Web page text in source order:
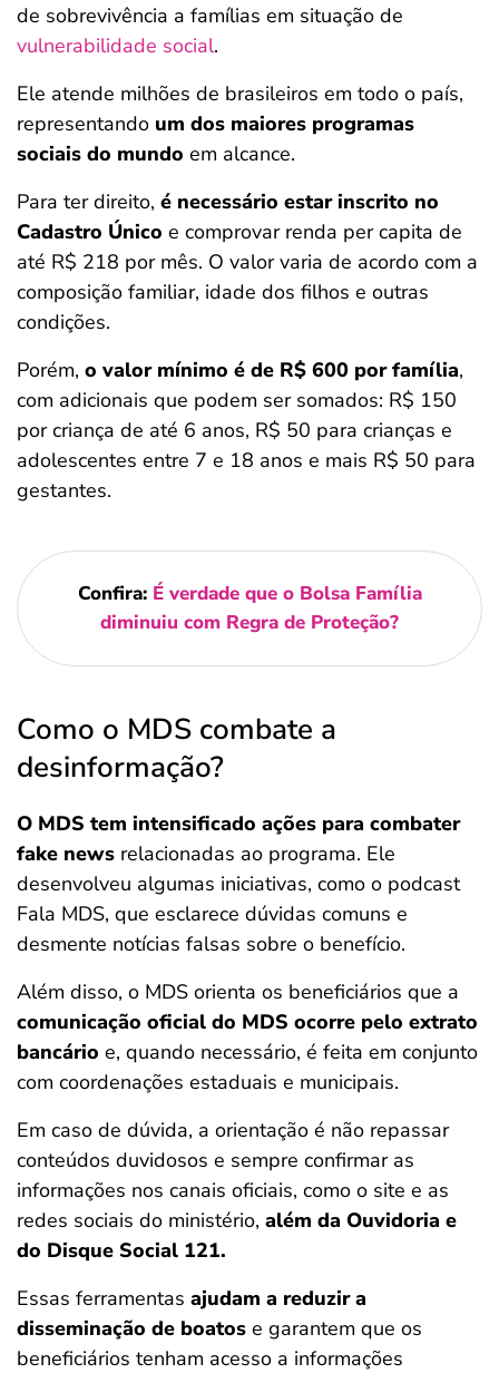
de sobrevivência a famílias em situação de
vulnerabilidade social.
Ele atende milhões de brasileiros em todo o país,
representando um dos maiores programas
sociais do mundo em alcance.
Para ter direito, é necessário estar inscrito no
Cadastro Único e comprovar renda per capita de
até R$ 218 por mês. O valor varia de acordo com a
composição familiar, idade dos filhos e outras
condições.
Porém, o valor mínimo é de R$ 600 por família,
com adicionais que podem ser somados: R$ 150
por criança de até 6 anos, R$ 50 para crianças e
adolescentes entre 7 e 18 anos e mais R$ 50 para
gestantes.
Confira: É verdade que o Bolsa Família
diminuiu com Regra de Proteção?
Como o MDS combate a
desinformação?
O MDS tem intensificado ações para combater
fake news relacionadas ao programa. Ele
desenvolveu algumas iniciativas, como o podcast
Fala MDS, que esclarece dúvidas comuns e
desmente notícias falsas sobre o benefício.
Além disso, o MDS orienta os beneficiários que a
comunicação oficial do MDS ocorre pelo extrato
bancário e, quando necessário, é feita em conjunto
com coordenações estaduais e municipais.
Em caso de dúvida, a orientação é não repassar
conteúdos duvidosos e sempre confirmar as
informações nos canais oficiais, como o site e as
redes sociais do ministério, além da Ouvidoria e
do Disque Social 121.
Essas ferramentas ajudam a reduzir a
disseminação de boatos e garantem que os
beneficiários tenham acesso a informações